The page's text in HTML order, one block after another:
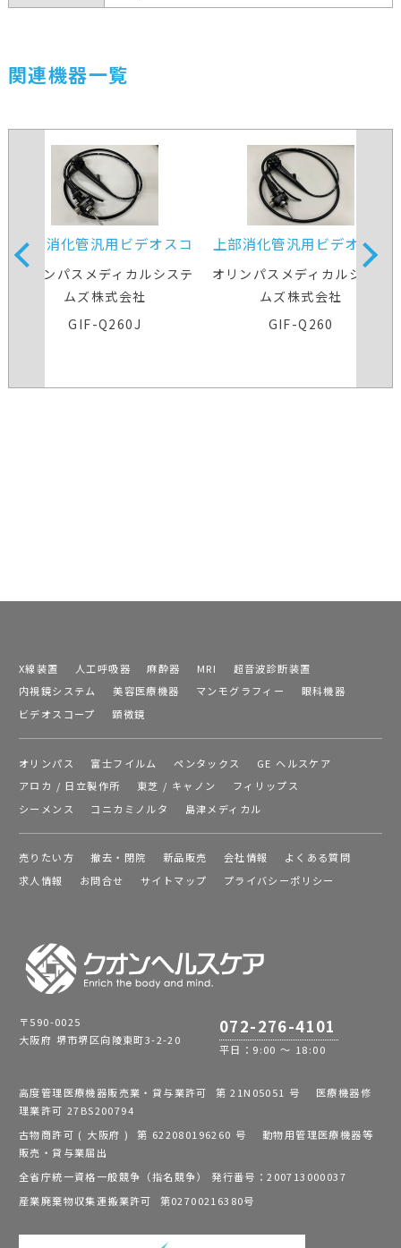
関連機器一覧
上部消化管汎用ビデオスコ
ープ
オリンパスメディカルシステ
ムズ株式会社
GIF-Q260J
上部消化管汎用ビデオスコ
ープ
オリンパスメディカルシステ
ムズ株式会社
GIF-Q260
X線装置 人工呼吸器 麻酔器 MRI
超音波診断装置
内視鏡システム
美容医療機器 マンモグラフィー
眼科機器
ビデオスコープ
顕微鏡
オリンパス 富士フイルム ペンタックス
GE ヘルスケア
アロカ / 日立製作所
東芝 / キャノン
フィリップス
シーメンス
コニカミノルタ 島津メディカル
売りたい方 撤去・閉院 新品販売 会社情報
よくある質問
求人情報
お問合せ サイトマップ プライバシーポリシー
〒590-0025
大阪府 堺市堺区向陵東町3-2-20
072-276-4101
平日：9:00 ～ 18:00
高度管理医療機器販売業・貸与業許可 第 21N05051 号 医療機器修
理業許可 27BS200794
古物商許可 ( 大阪府 ) 第 622080196260 号 動物用管理医療機器等
販売・貸与業届出
全省庁統一資格一般競争（指名競争） 発行番号：200713000037
産業廃棄物収集運搬業許可 第02700216380号